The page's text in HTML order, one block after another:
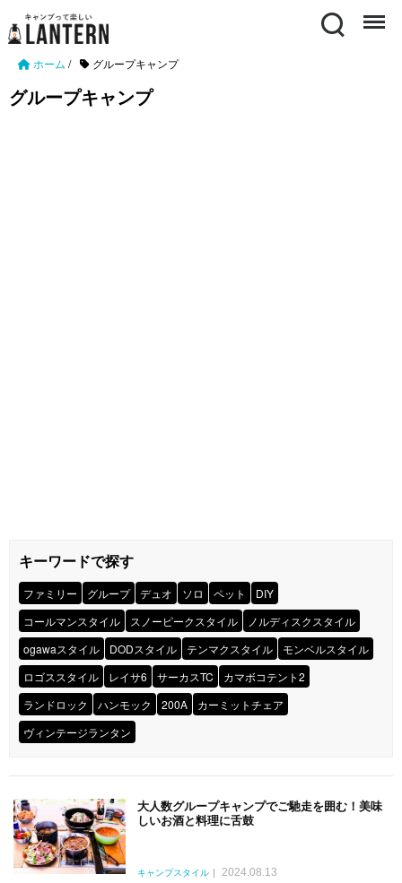
Search Menu
ホーム / グループキャンプ
グループキャンプ
キーワードで探す
ファミリー グループ デュオ ソロ ペット
DIY
コールマンスタイル
スノーピークスタイル
ノルディスクスタイル
ogawaスタイル
DODスタイル テンマクスタイル
モンベルスタイル
ロゴススタイル
レイサ6 サーカスTC
カマボコテント2
ランドロック
ハンモック 200A
カーミットチェア
ヴィンテージランタン
大人数グループキャンプでご馳走を囲む！美味
しいお酒と料理に舌鼓
キャンプスタイル 2024.08.13